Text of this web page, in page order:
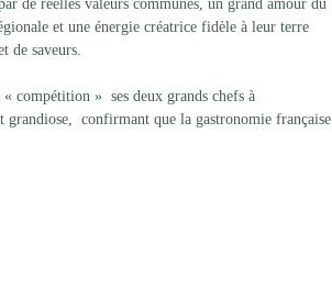
de réelles valeurs communes, un grand amour du
et une énergie créatrice fidèle à leur terre
de saveurs.
compétition »  ses deux grands chefs à
confirmant que la gastronomie française